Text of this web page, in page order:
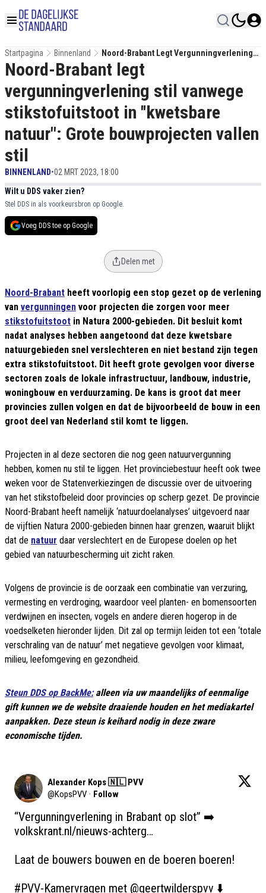
Startpagina Binnenland
Noord-Brabant Legt Vergunningverlening
Stil Vanwege Stikstofuitstoot In ''kwetsbare
Natuur": Grote Bouwprojecten Vallen Stil
Noord-Brabant legt
vergunningverlening stil vanwege
stikstofuitstoot in ''kwetsbare
natuur": Grote bouwprojecten vallen
stil
BINNENLAND•02 MRT 2023, 18:00
Wilt u DDS vaker zien?
Stel DDS in als voorkeursbron op Google.
Voeg DDS toe op Google
Delen met
Noord-Brabant heeft voorlopig een stop gezet op de verlening
van vergunningen voor projecten die zorgen voor meer
stikstofuitstoot in Natura 2000-gebieden. Dit besluit komt
nadat analyses hebben aangetoond dat deze kwetsbare
natuurgebieden snel verslechteren en niet bestand zijn tegen
extra stikstofuitstoot. Dit heeft grote gevolgen voor diverse
sectoren zoals de lokale infrastructuur, landbouw, industrie,
woningbouw en verduurzaming. De kans is groot dat meer
provincies zullen volgen en dat de bijvoorbeeld de bouw in een
groot deel van Nederland stil komt te liggen.
Projecten in al deze sectoren die nog geen natuurvergunning
hebben, komen nu stil te liggen. Het provinciebestuur heeft ook twee
weken voor de Statenverkiezingen de discussie over de uitvoering
van het stikstofbeleid door provincies op scherp gezet. De provincie
Noord-Brabant heeft namelijk ‘natuurdoelanalyses’ uitgevoerd naar
de vijftien Natura 2000-gebieden binnen haar grenzen, waaruit blijkt
dat de natuur daar verslechtert en de Europese doelen op het
gebied van natuurbescherming uit zicht raken.
Volgens de provincie is de oorzaak een combinatie van verzuring,
vermesting en verdroging, waardoor veel planten- en bomensoorten
verdwijnen en insecten, vogels en andere dieren hogerop in de
voedselketen hieronder lijden. Dit zal op termijn leiden tot een ‘totale
verschraling van de natuur’ met negatieve gevolgen voor klimaat,
milieu, leefomgeving en gezondheid.
Steun DDS op BackMe:alleen via uw maandelijks of eenmalige
gift kunnen we de website draaiende houden en het mediakartel
aanpakken. Deze steun is keihard nodig in deze zware
economische tijden.
Alexander Kops 🇳🇱 PVV
@KopsPVV · Follow
volkskrant.nl/nieuws-achterg…
Laat de bouwers bouwen en de boeren boeren!
#PVV-Kamervragen met @geertwilderspvv ⬇️